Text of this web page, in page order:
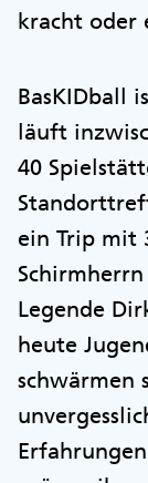
kracht oder
BasKIDball
läuft
40
ein Trip mit
Legende
heute
schwärmen